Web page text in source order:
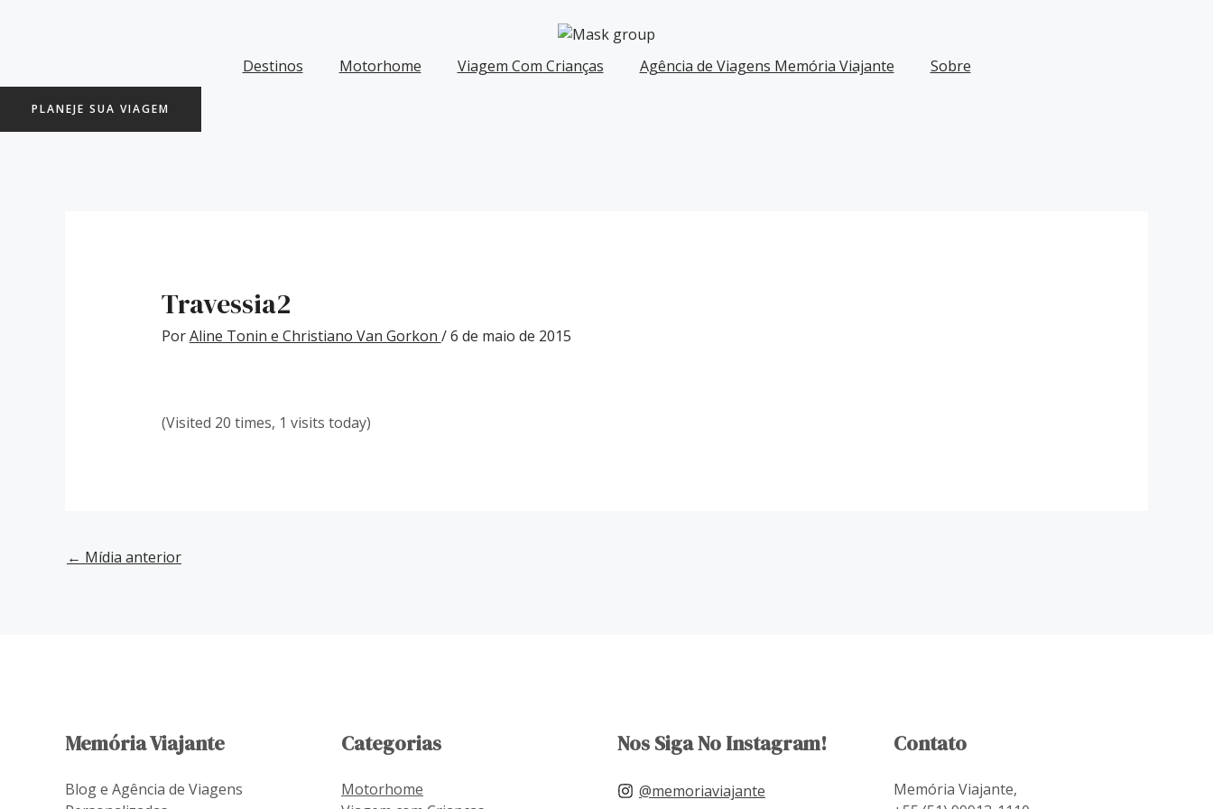
Destinos Motorhome Viagem Com Crianças Agência de Viagens Memória Viajante Sobre
PLANEJE SUA VIAGEM
Travessia2
PorAline Tonin e Christiano Van Gorkon /6 de maio de 2015
(Visited 20 times, 1 visits today)
← Mídia anterior
Memória Viajante
Blog e Agência de Viagens
Categorias
Motorhome
Nos Siga No Instagram!
@memoriaviajante
Contato
Memória Viajante,